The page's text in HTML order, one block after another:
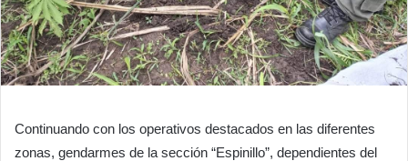
Continuando con los operativos destacados en las diferentes
zonas, gendarmes de la sección “Espinillo”, dependientes del